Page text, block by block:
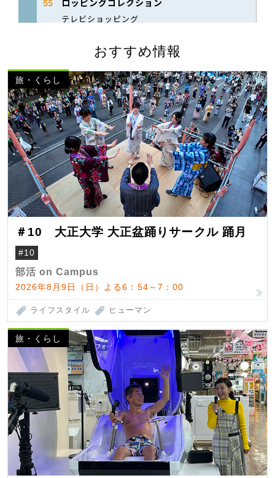
おすすめ情報
旅・くらし
＃10 大正大学 大正盆踊りサークル 踊月
#10
部活 on Campus
2026年8月9日（日）よる6：54～7：00
ライフスタイル ヒューマン
旅・くらし